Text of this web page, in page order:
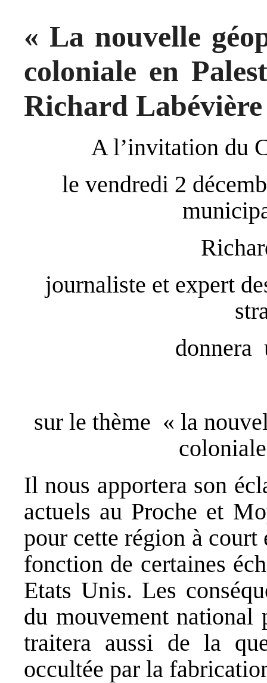
« La nouvelle
coloniale en
Richard Labévière
A l’invitation du
le vendredi 2
journaliste et expert
donnera
sur le thème « la
Il nous apportera son
actuels au Proche et
pour cette région à court
fonction de certaines
Etats Unis. Les
du mouvement national
traitera aussi de la
occultée par la